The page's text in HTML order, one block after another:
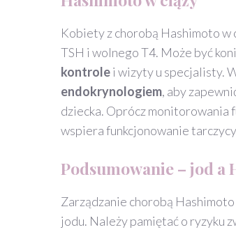
Kobiety z chorobą Hashimoto w
TSH i wolnego T4. Może być
kontrolei wizyty u specjalisty.
endokrynologiem, aby
dziecka. Oprócz monitorowania
wspiera funkcjonowanie
Podsumowanie – jod a
Zarządzanie chorobą
jodu. Należy pamiętać o ryzyku